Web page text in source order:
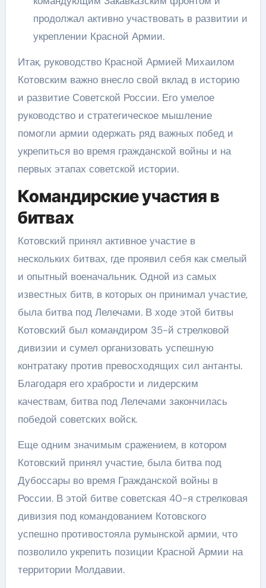
продолжал активно участвовать в развитии и
укреплении Красной Армии.
Итак, руководство Красной Армией Михаилом
Котовским важно внесло свой вклад в историю
и развитие Советской России. Его умелое
руководство и стратегическое мышление
помогли армии одержать ряд важных побед и
укрепиться во время гражданской войны и на
первых этапах советской истории.
Командирские участия в
битвах
Котовский принял активное участие в
нескольких битвах, где проявил себя как смелый
и опытный военачальник. Одной из самых
известных битв, в которых он принимал участие,
была битва под Лелечами. В ходе этой битвы
Котовский был командиром 35-й стрелковой
дивизии и сумел организовать успешную
контратаку против превосходящих сил антанты.
Благодаря его храбрости и лидерским
качествам, битва под Лелечами закончилась
победой советских войск.
Еще одним значимым сражением, в котором
Котовский принял участие, была битва под
Дубоссары во время Гражданской войны в
России. В этой битве советская 40-я стрелковая
дивизия под командованием Котовского
успешно противостояла румынской армии, что
позволило укрепить позиции Красной Армии на
территории Молдавии.